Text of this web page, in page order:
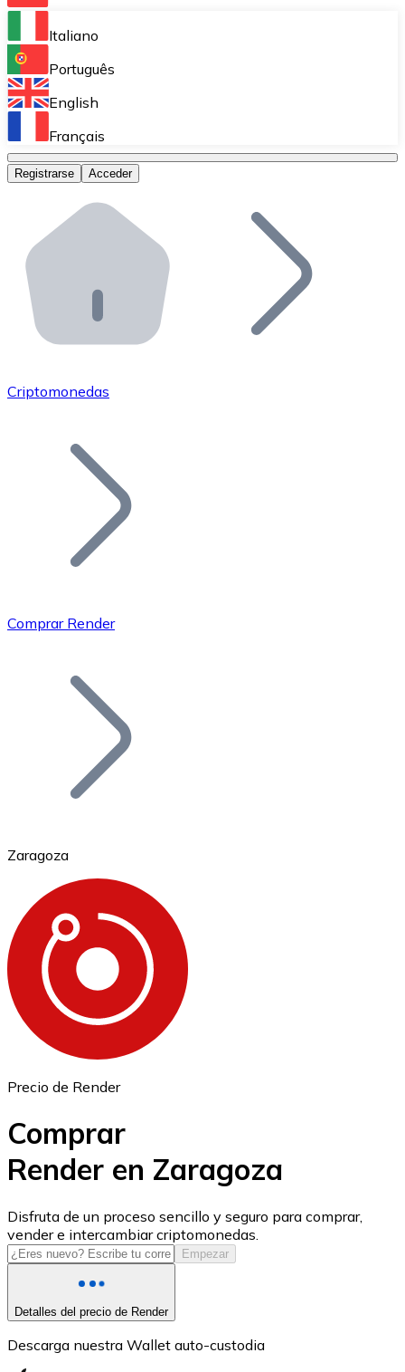
Bitnovo Ramp
Integra nuestra solución en tu plataforma.
Bitnovo Giftcards
Bitnovo OTC
Bitnovo ATM
Integra un ATM Bitnovo en tu negocio y permite que
Bitnovo API
Integra nuestra API en tu ecosistema.
Únete a nuestra red de distribuidores.
Añade tu proyecto a nuestro ecosistema.
Bitcoin
Ethereum
ETH
USD Coin
USDC
Italiano
Português
English
Français
Registrarse Acceder
Criptomonedas
Comprar Render
Zaragoza
Precio de Render
Comprar
Render en Zaragoza
Disfruta de un proceso sencillo y seguro para comprar,
vender e intercambiar criptomonedas.
Empezar
Detalles del precio de Render
Descarga nuestra Wallet auto-custodia